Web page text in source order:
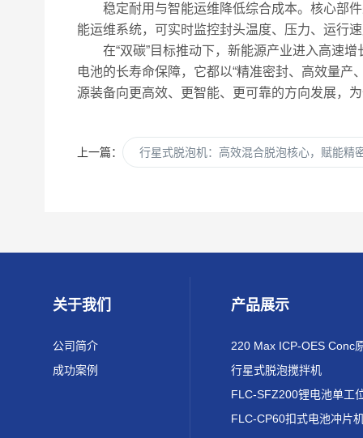
稳定耐用与智能运维降低综合成本。核心部件
能运维系统，可实时监控封头温度、压力、运行
在“双碳”目标推动下，新能源产业进入高速增
电池的长寿命保障，它都以“精准密封、高效量产
源装备向更高效、更智能、更可靠的方向发展，
上一篇： 行星式脱泡机：高效混合脱泡核心，赋能精
关于我们
公司简介
成功案例
产品展示
行星式脱泡搅拌机
FLC-CP60扣式电池冲片